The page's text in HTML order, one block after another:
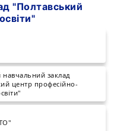
"Полтавський
заклад
центр професійно-